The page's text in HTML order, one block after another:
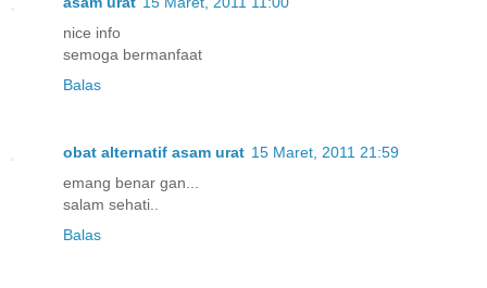
nice info
semoga bermanfaat
Balas
obat alternatif asam urat 15 Maret, 2011 21:59
emang benar gan...
salam sehati..
Balas